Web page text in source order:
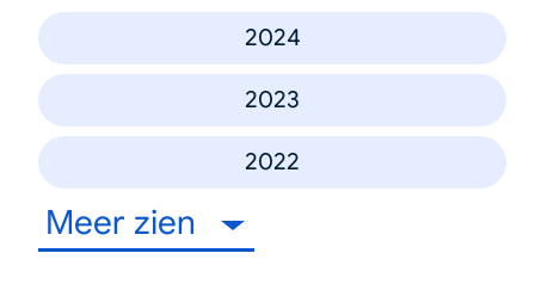
2024
2023
2022
Meer zien